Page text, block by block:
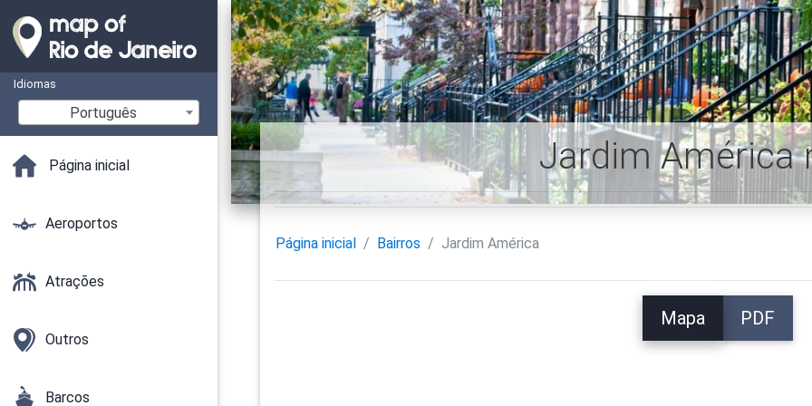
Idiomas
Português
Página inicial
Aeroportos
Atrações
Outros
Barcos
Jardim América
Página inicial Bairros Jardim América
Mapa PDF